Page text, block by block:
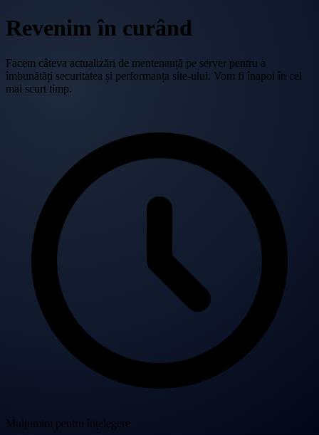
Revenim în curând
Facem câteva actualizări de mentenanță pe server pentru a
îmbunătăți securitatea și performanța site-ului. Vom fi înapoi în cel
mai scurt timp.
Mulțumim pentru înțelegere